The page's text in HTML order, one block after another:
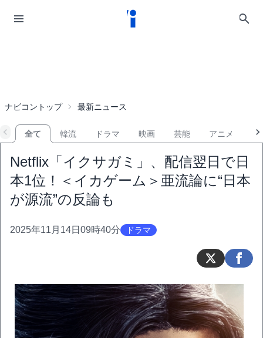
ナビコントップ 最新ニュース
全て 韓流 ドラマ 映画 芸能 アニメ
Netflix「イクサガミ」、配信翌日で日
本1位！＜イカゲーム＞亜流論に“日本
が源流”の反論も
2025年11月14日09時40分 ドラマ